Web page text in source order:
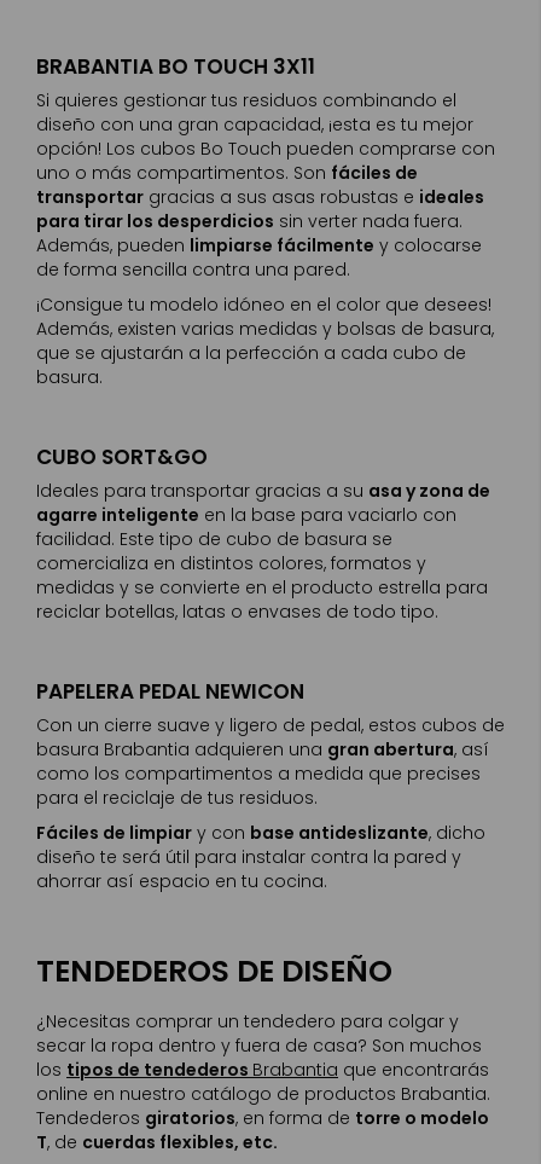
BRABANTIA BO TOUCH 3X11
Si quieres gestionar tus residuos combinando el
diseño con una gran capacidad, ¡esta es tu mejor
opción! Los cubos Bo Touch pueden comprarse con
uno o más compartimentos. Son fáciles de
transportar gracias a sus asas robustas e ideales
para tirar los desperdicios sin verter nada fuera.
Además, pueden limpiarse fácilmente y colocarse
de forma sencilla contra una pared.
¡Consigue tu modelo idóneo en el color que desees!
Además, existen varias medidas y bolsas de basura,
que se ajustarán a la perfección a cada cubo de
basura.
CUBO SORT&GO
Ideales para transportar gracias a su asa y zona de
agarre inteligente en la base para vaciarlo con
facilidad. Este tipo de cubo de basura se
comercializa en distintos colores, formatos y
medidas y se convierte en el producto estrella para
reciclar botellas, latas o envases de todo tipo.
PAPELERA PEDAL NEWICON
Con un cierre suave y ligero de pedal, estos cubos de
basura Brabantia adquieren una gran abertura, así
como los compartimentos a medida que precises
para el reciclaje de tus residuos.
Fáciles de limpiar y con base antideslizante, dicho
diseño te será útil para instalar contra la pared y
ahorrar así espacio en tu cocina.
TENDEDEROS DE DISEÑO
¿Necesitas comprar un tendedero para colgar y
secar la ropa dentro y fuera de casa? Son muchos
los tipos de tendederos Brabantia que encontrarás
online en nuestro catálogo de productos Brabantia.
Tendederos giratorios, en forma de torre o modelo
T, de cuerdas flexibles, etc.